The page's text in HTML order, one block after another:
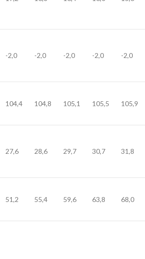
-2,0 -2,0 -2,0 -2,0 -2,0
104,4 104,8 105,1 105,5 105,9
27,6 28,6 29,7 30,7 31,8
51,2 55,4 59,6 63,8 68,0